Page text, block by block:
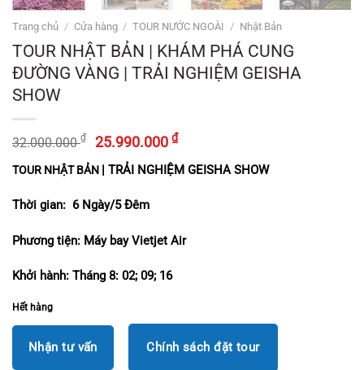
Trang chủ / Cửa hàng / TOUR NƯỚC NGOÀI / Nhật Bản
TOUR NHẬT BẢN | KHÁM PHÁ CUNG
ĐƯỜNG VÀNG | TRẢI NGHIỆM GEISHA
SHOW
32.000.000₫
Giá
là:
32.000.000 ₫.
25.990.000 ₫Giá
tại
TOUR NHẬT BẢN | TRẢI NGHIỆM GEISHA SHOW
Thời gian: 6 Ngày/5 Đêm
Phương tiện: Máy bayVietjet Air
Khởi hành: Tháng 8: 02; 09; 16
Hết hàng
Nhận tư vấn Chính sách đặt tour